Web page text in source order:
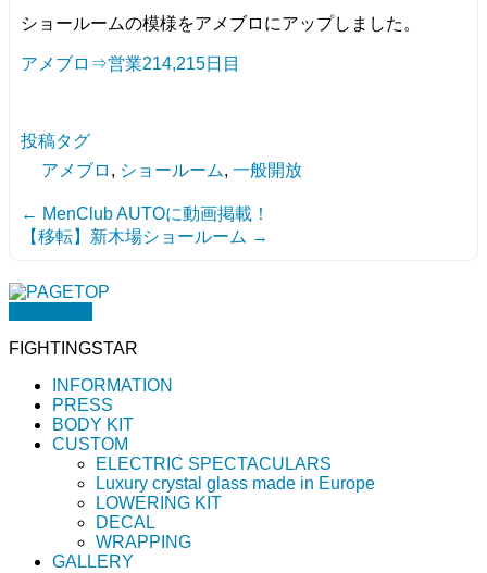
ショールームの模様をアメブロにアップしました。
アメブロ⇒営業214,215日目
投稿タグ
アメブロ , ショールーム, 一般開放
← MenClub AUTOに動画掲載！
【移転】新木場ショールーム →
FIGHTINGSTAR
INFORMATION
PRESS
BODY KIT
CUSTOM
ELECTRIC SPECTACULARS
Luxury crystal glass made in Europe
LOWERING KIT
DECAL
WRAPPING
GALLERY